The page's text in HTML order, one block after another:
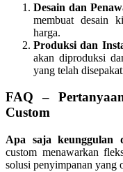
Desain dan
membuat desain
harga.
Produksi dan
akan diproduksi
yang telah
FAQ –
Custom
Apa saja keunggulan
custom menawarkan
solusi penyimpanan yang